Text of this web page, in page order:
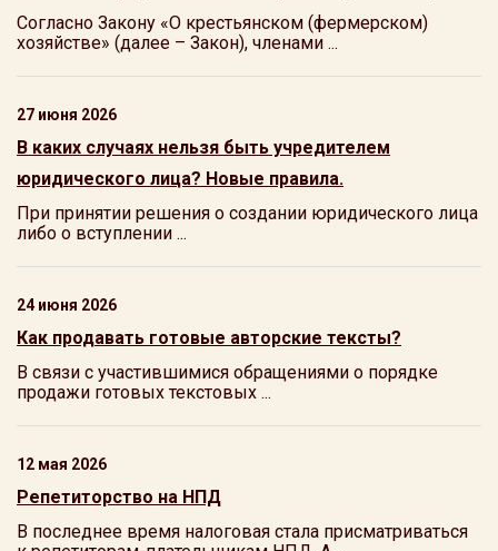
Согласно Закону «О крестьянском (фермерском)
хозяйстве» (далее – Закон), членами ...
27 июня 2026
В каких случаях нельзя быть учредителем
юридического лица? Новые правила.
При принятии решения о создании юридического лица
либо о вступлении ...
24 июня 2026
Как продавать готовые авторские тексты?
В связи с участившимися обращениями о порядке
продажи готовых текстовых ...
12 мая 2026
Репетиторство на НПД
В последнее время налоговая стала присматриваться